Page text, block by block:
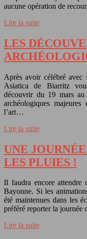
aucune opération de
Lire la suite
LES
Après avoir célébré
Asiatica de Biarritz
découvrir du 19 mars
archéologiques
l’art…
Lire la suite
UNE
LES PLUIES !
Il faudra encore attendre
Bayonne. Si les
été maintenues dans les
préféré reporter la
Lire la suite